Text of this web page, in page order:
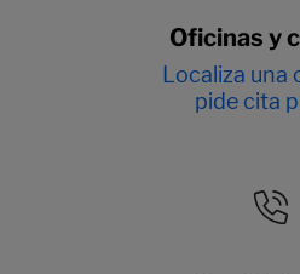
Oficinas y
Localiza una
pide cita